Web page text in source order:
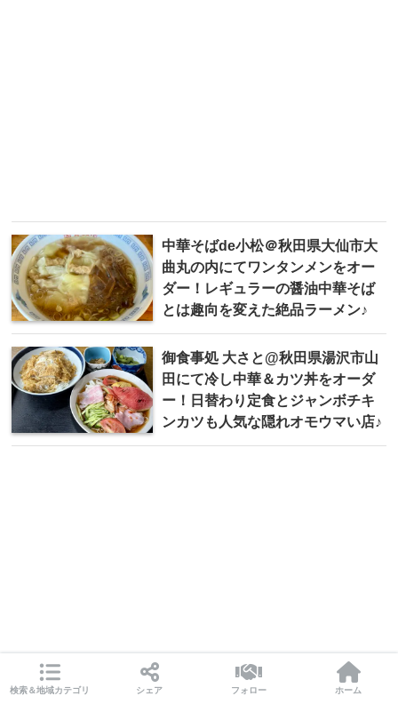
中華そばde小松＠秋田県大仙市大
曲丸の内にてワンタンメンをオー
ダー！レギュラーの醤油中華そば
とは趣向を変えた絶品ラーメン♪
御食事処 大さと@秋田県湯沢市山
田にて冷し中華＆カツ丼をオーダ
ー！日替わり定食とジャンボチキ
ンカツも人気な隠れオモウマい店♪
検索＆地域カテゴリ シェア フォロー ホーム